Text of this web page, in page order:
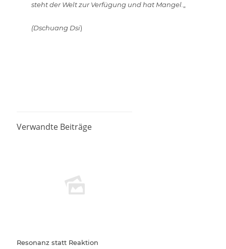
steht der Welt zur Verfügung und hat Mangel.
(Dschuang Dsi)
Verwandte Beiträge
Resonanz statt Reaktion